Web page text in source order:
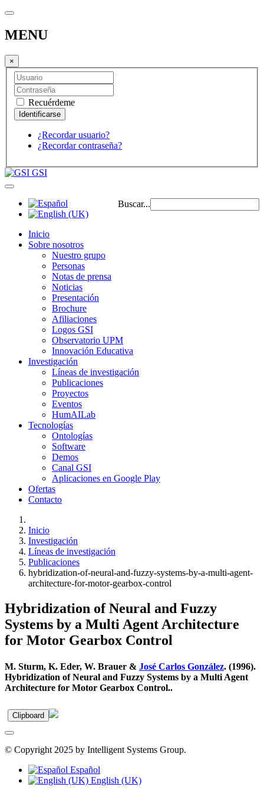
MENU
×
Recuérdeme
¿Recordar usuario?
¿Recordar contraseña?
GSI
Buscar...
Inicio
Sobre nosotros
Nuestro grupo
Personas
Notas de prensa
Noticias
Presentación
Brochure
Afiliaciones
Logos GSI
Observatorio UPM
Innovación Educativa
Investigación
Líneas de investigación
Publicaciones
Proyectos
Eventos
HumAILab
Tecnologías
Ontologías
Software
Demos
Canal GSI
Aplicaciones en Google Play
Ofertas
Contacto
Inicio
Investigación
Líneas de investigación
Publicaciones
hybridization-of-neural-and-fuzzy-systems-by-a-multi-agent-
architecture-for-motor-gearbox-control
Hybridization of Neural and Fuzzy
Systems by a Multi Agent Architecture
for Motor Gearbox Control
M. Sturm, K. Eder, W. Brauer & José Carlos González. (1996).
Hybridization of Neural and Fuzzy Systems by a Multi Agent
Architecture for Motor Gearbox Control..
Clipboard
© Copyright 2025 by Intelligent Systems Group.
Español
English (UK)